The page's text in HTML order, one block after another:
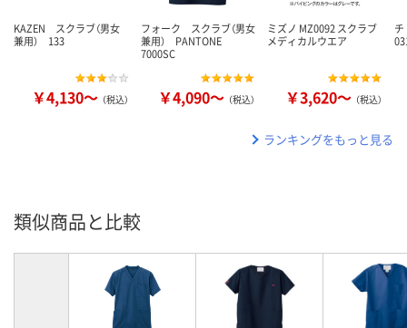
KAZEN スクラブ（男女
兼用） 133
￥4,130～ （税込）
フォーク スクラブ（男女
兼用） PANTONE
7000SC
￥4,090～ （税込）
ミズノ MZ0092 スクラブ
メディカルウエア
￥3,620～ （税込）
ランキングをもっと見る
類似商品と比較